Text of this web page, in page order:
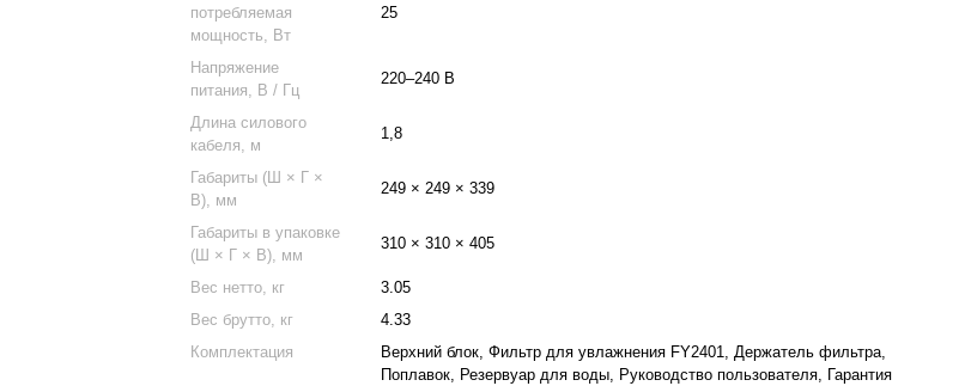
потребляемая
мощность, Вт
25
Напряжение
питания, В / Гц
220–240 В
Длина силового
кабеля, м
1,8
Габариты (Ш × Г ×
В), мм
249 × 249 × 339
Габариты в упаковке
(Ш × Г × В), мм
310 × 310 × 405
Вес нетто, кг
3.05
Вес брутто, кг
4.33
Комплектация
Верхний блок, Фильтр для увлажнения FY2401, Держатель фильтра,
Поплавок, Резервуар для воды, Руководство пользователя, Гарантия